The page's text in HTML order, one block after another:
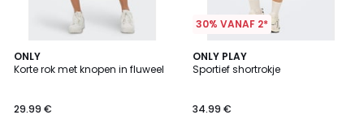
ONLY
Korte rok met knopen in fluweel
29.99 €
1
/
30% VANAF 2*
ONLY PLAY
Sportief shortrokje
34.99 €